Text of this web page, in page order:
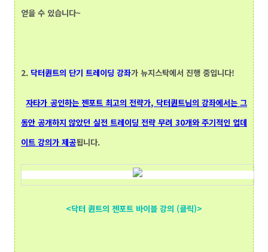
얻을 수 있습니다~
2. 닥터퀀트의 단기 트레이딩 강좌가 뉴지스탁에서 진행 중입니다!
자타가 공인하는 젠포트 최고의 전략가, 닥터퀀트님의 강좌에서는 그
동안 공개하지 않았던 실전 트레이딩 전략 무려 30개와 주기적인 업데
이트 강의가 제공됩니다.
<닥터 퀀트의 젠포트 바이블 강의 (클릭)>